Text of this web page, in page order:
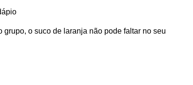
o suco de laranja não pode faltar no seu